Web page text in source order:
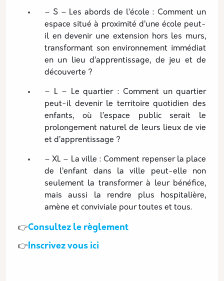
– S – Les abords de l’école : Comment un
espace situé à proximité d’une école peut-
il en devenir une extension hors les murs,
transformant son environnement immédiat
en un lieu d’apprentissage, de jeu et de
découverte ?
– L – Le quartier : Comment un quartier
peut-il devenir le territoire quotidien des
enfants, où l’espace public serait le
prolongement naturel de leurs lieux de vie
et d’apprentissage ?
– XL – La ville : Comment repenser la place
de l’enfant dans la ville peut-elle non
seulement la transformer à leur bénéfice,
mais aussi la rendre plus hospitalière,
amène et conviviale pour toutes et tous.
👉Consultez le règlement
👉 Inscrivez vous ici